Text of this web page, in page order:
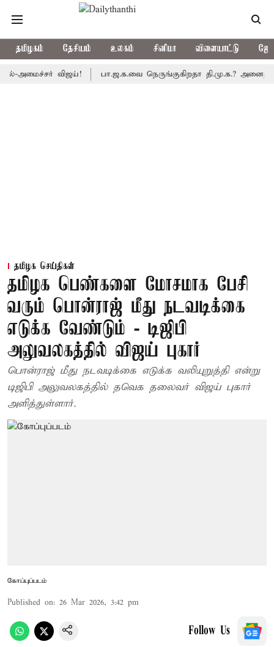
தமிழகம் தேசியம் உலகம் சினிமா விளையாட்டு
விஜய்! பா.ஜ.க.வை நெருங்குகிறதா தி.மு.க.?
தமிழக செய்திகள்
தமிழக பெண்களை மோசமாக பேசி
வரும் பொன்ராஜ் மீது நடவடிக்கை
எடுக்க வேண்டும் - டிஜிபி
அலுவலகத்தில் விஜய் புகார்
பொன்ராஜ் மீது நடவடிக்கை எடுக்க வலியுறுத்தி என்று
டிஜிபி அலுவலகத்தில் தவெக தலைவர் விஜய் புகார்
அளித்துள்ளார்.
கோப்புப்படம்
Published on: 26 Mar 2026, 3:42 pm
Follow Us